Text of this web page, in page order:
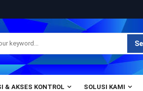
& AKSES KONTROL SOLUSI KAMI